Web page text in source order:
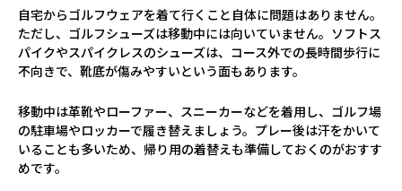
自宅からゴルフウェアを着て行くこと自体に問題はありません。
ただし、ゴルフシューズは移動中には向いていません。ソフトス
パイクやスパイクレスのシューズは、コース外での長時間歩行に
不向きで、靴底が傷みやすいという面もあります。
移動中は革靴やローファー、スニーカーなどを着用し、ゴルフ場
の駐車場やロッカーで履き替えましょう。プレー後は汗をかいて
いることも多いため、帰り用の着替えも準備しておくのがおすす
めです。